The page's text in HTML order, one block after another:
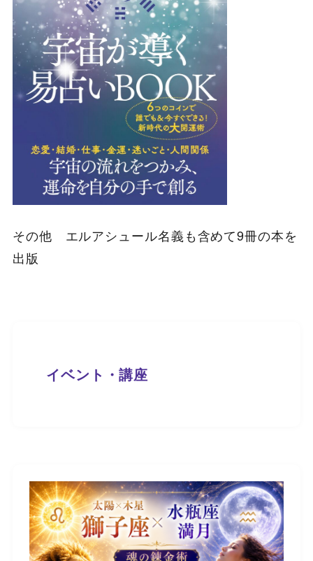
その他 エルアシュール名義も含めて9冊の本を
出版
イベント・講座